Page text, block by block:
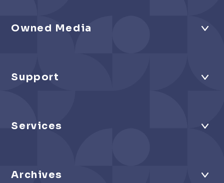
Owned Media
Support
Services
Archives